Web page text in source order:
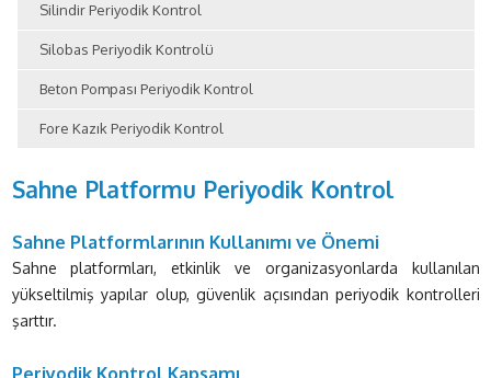
Silindir Periyodik Kontrol
Silobas Periyodik Kontrolü
Beton Pompası Periyodik Kontrol
Fore Kazık Periyodik Kontrol
Sahne Platformu Periyodik Kontrol
Sahne Platformlarının Kullanımı ve Önemi
Sahne platformları, etkinlik ve organizasyonlarda kullanılan
yükseltilmiş yapılar olup, güvenlik açısından periyodik kontrolleri
şarttır.
Periyodik Kontrol Kapsamı